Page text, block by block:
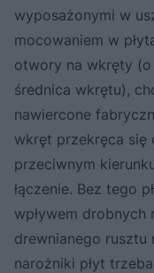
wyposażonymi w
mocowaniem w
otwory na wkręty
średnica wkrętu),
nawiercone
wkręt przekręca się
przeciwnym
łączenie. Bez tego
wpływem
drewnianego rusztu
narożniki płyt